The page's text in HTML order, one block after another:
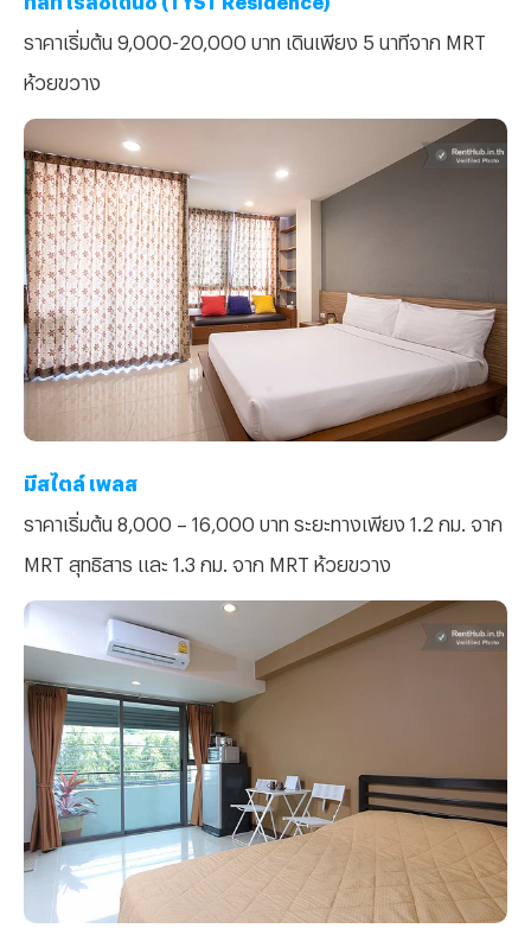
ราคาเริ่มต้น 9,000-20,000 บาท เดินเพียง 5 นาทีจาก MRT
ห้วยขวาง
มีสไตล์ เพลส
ราคาเริ่มต้น 8,000 – 16,000 บาท ระยะทางเพียง 1.2 กม. จาก
MRT สุทธิสาร และ 1.3 กม. จาก MRT ห้วยขวาง